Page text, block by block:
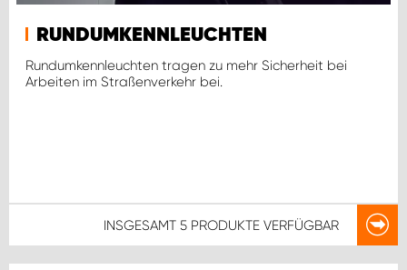
RUNDUMKENNLEUCHTEN
Rundumkennleuchten tragen zu mehr Sicherheit bei
Arbeiten im Straßenverkehr bei.
INSGESAMT 5 PRODUKTE VERFÜGBAR